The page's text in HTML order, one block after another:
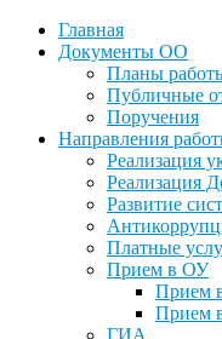
Главная
Документы ОО
Планы
Публичные
Поручения
Направления
Реализация
Реализация
Развитие
Платные
Прием в ОУ
Прием
Прием
ГИА